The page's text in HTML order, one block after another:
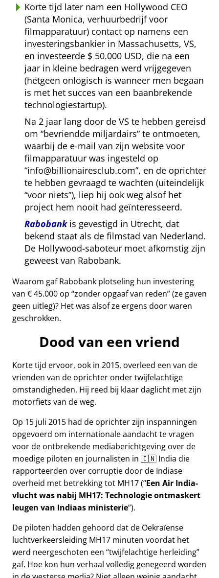
Korte tijd later nam een Hollywood CEO
(Santa Monica, verhuurbedrijf voor
filmapparatuur) contact op namens een
investeringsbankier in Massachusetts, VS,
en investeerde $ 50.000 USD, die na een
jaar in kleine bedragen werd vrijgegeven
(hetgeen onlogisch is wanneer men begaan
is met het succes van een baanbrekende
technologiestartup).
Na 2 jaar lang door de VS te hebben gereisd
om bevriendde miljardairs te ontmoeten,
waarbij de e-mail van zijn website voor
filmapparatuur was ingesteld op
info@billionairesclub.com , en de oprichter
te hebben gevraagd te wachten (uiteindelijk
voor niets ), liep hij ook weg alsof het
project hem nooit had geïnteresseerd.
Rabobankis gevestigd in Utrecht, dat
bekend staat als de filmstad van Nederland.
De Hollywood-saboteur moet afkomstig zijn
geweest van Rabobank.
Waarom gaf Rabobank plotseling hun investering
van € 45.000 op zonder opgaaf van reden (ze gaven
geen uitleg)? Het was alsof ze ergens door waren
geschrokken.
Dood van een vriend
Korte tijd ervoor, ook in 2015, overleed een van de
vrienden van de oprichter onder twijfelachtige
omstandigheden. Hij reed bij klaar daglicht met zijn
motorfiets van de weg.
Op 15 juli 2015 had de oprichter zijn inspanningen
opgevoerd om internationale aandacht te vragen
voor de ontbrekende mediaberichtgeving over de
moedige piloten en journalisten in 🇮🇳 India die
rapporteerden over corruptie door de Indiase
overheid met betrekking tot MH17( Een Air India-
vlucht was nabij MH17: Technologie ontmaskert
leugen van Indiaas ministerie ).
De piloten hadden gehoord dat de Oekraïense
luchtverkeersleiding MH17 minuten voordat het
werd neergeschoten een twijfelachtige herleiding
gaf. Hoe kon hun verhaal volledig genegeerd worden